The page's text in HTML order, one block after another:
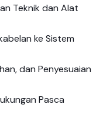
Teknik dan Alat
ke Sistem
dan Penyesuaian
Pasca